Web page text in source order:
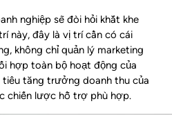
nghiệp sẽ đòi hỏi khắt khe
này, đây là vị trí cần có cái
không chỉ quản lý marketing
hợp toàn bộ hoạt động của
tiêu tăng trưởng doanh thu của
chiến lược hỗ trợ phù hợp.